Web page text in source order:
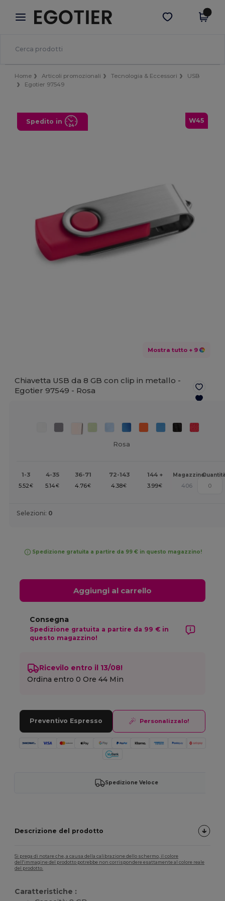
× App Egotier
Prezzi migliori sull'app!
Scarica app
Home Articoli promozionali Tecnologia & Eccessori
USB
Egotier 97549
W45
Spedito in
Mostra tutto + 9
Chiavetta USB da 8 GB con clip in metallo -
Egotier 97549 - Rosa
Rosa
1-3 4-35 36-71 72-143 144 + Magazzino
5.52€ 5.14€ 4.76€ 4.38€ 3.99€ 406
Selezioni: 0
Spedizione gratuita a partire da 99 € in questo magazzino!
Aggiungi al carrello
Consegna
Spedizione gratuita a partire da 99 € in
questo magazzino!
Ricevilo entro il 13/08!
Ordina entro0 Ore 44 Min
Preventivo Espresso Personalizzalo!
Spedizione Veloce
Descrizione del prodotto
Si prega di notare che, a causa della calibrazione dello schermo, il colore
dell'immagine del prodotto potrebbe non corrispondere esattamente al colore reale
del prodotto.
Caratteristiche :